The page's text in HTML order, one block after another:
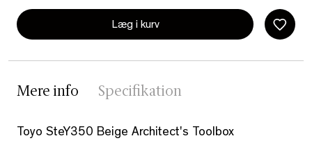
Læg i kurv
Mere info Specifikation
Toyo SteY350 Beige Architect's Toolbox